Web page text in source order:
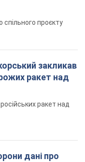
проєкту
закликав
ракет над
ракет над
дані про